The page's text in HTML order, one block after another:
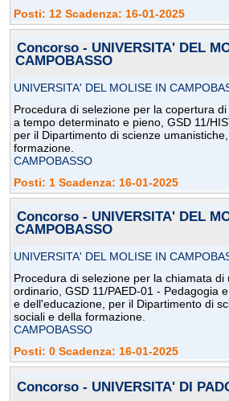
Posti: 12 Scadenza: 16-01-2025
Concorso - UNIVERSITA' DEL
CAMPOBASSO
UNIVERSITA' DEL MOLISE IN
Procedura di selezione per la copertura
a tempo determinato e pieno, GSD 11/
per il Dipartimento di scienze
formazione.
CAMPOBASSO
Posti: 1 Scadenza: 16-01-2025
Concorso - UNIVERSITA' DEL
CAMPOBASSO
UNIVERSITA' DEL MOLISE IN
Procedura di selezione per la chiamata di
ordinario, GSD 11/PAED-01 - Pedagogia
e dell'educazione, per il Dipartimento di
sociali e della formazione.
CAMPOBASSO
Posti: 0 Scadenza: 16-01-2025
Concorso - UNIVERSITA' DI